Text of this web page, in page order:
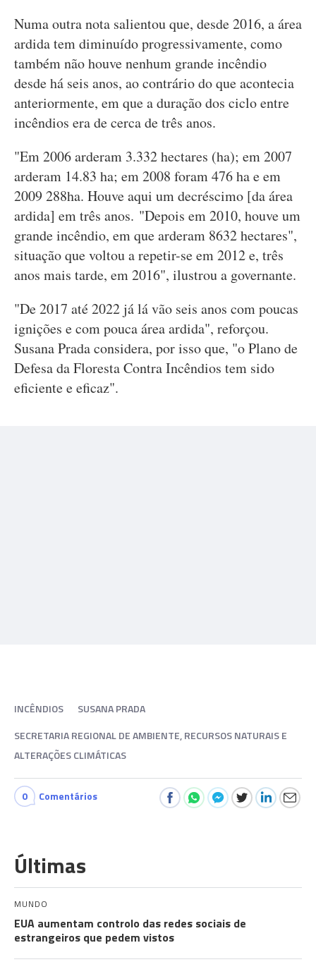
Numa outra nota salientou que, desde 2016, a área
ardida tem diminuído progressivamente, como
também não houve nenhum grande incêndio
desde há seis anos, ao contrário do que acontecia
anteriormente, em que a duração dos ciclo entre
incêndios era de cerca de três anos.
"Em 2006 arderam 3.332 hectares (ha); em 2007
arderam 14.83 ha; em 2008 foram 476 ha e em
2009 288ha. Houve aqui um decréscimo [da área
ardida] em três anos. "Depois em 2010, houve um
grande incêndio, em que arderam 8632 hectares",
situação que voltou a repetir-se em 2012 e, três
anos mais tarde, em 2016", ilustrou a governante.
"De 2017 até 2022 já lá vão seis anos com poucas
ignições e com pouca área ardida", reforçou.
Susana Prada considera, por isso que, "o Plano de
Defesa da Floresta Contra Incêndios tem sido
eficiente e eficaz".
INCÊNDIOS
SUSANA PRADA
SECRETARIA REGIONAL DE AMBIENTE, RECURSOS NATURAIS E
ALTERAÇÕES CLIMÁTICAS
0 Comentários
Últimas
MUNDO
EUA aumentam controlo das redes sociais de
estrangeiros que pedem vistos